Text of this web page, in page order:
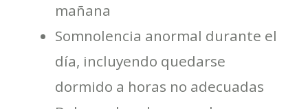
mañana
Somnolencia anormal durante el
día, incluyendo quedarse
dormido a horas no adecuadas